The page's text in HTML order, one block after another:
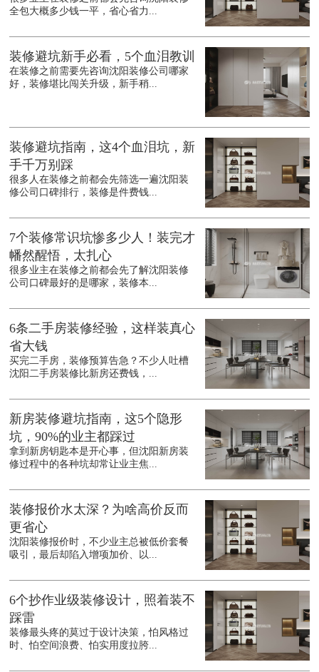
全包大概多少钱一平，省心省力...
装修避坑新手必看，5个血泪教训
在装修之前需要先咨询沈阳装修公司哪家
好，装修堪比闯关升级，新手稍...
装修避坑指南，这4个血泪坑，新
手千万别踩
很多人在装修之前都会先筛选一遍沈阳装
修公司口碑排行，装修是件费钱...
7个装修常识坑惨多少人！装完才
幡然醒悟，太扎心
很多业主在装修之前都会先了解沈阳装修
公司口碑最好的是哪家，装修本...
6条二手房装修经验，这样装真心
省大钱
买完二手房，装修预算告急？不少人吐槽
沈阳二手房装修比新房还费钱，...
新房装修避坑指南，这5个隐形
坑，90%的业主都踩过
拿到新房钥匙本是开心事，但沈阳新房装
修过程中的各种坑却常让业主焦...
装修报价水太深？为啥高价反而
更省心
沈阳装修报价时，不少业主总被低价套餐
吸引，最后却陷入增项加价、以...
6个抄作业级装修设计，照着装不
踩雷
装修最头疼的莫过于设计决策，怕风格过
时、怕空间浪费、怕实用度拉胯...